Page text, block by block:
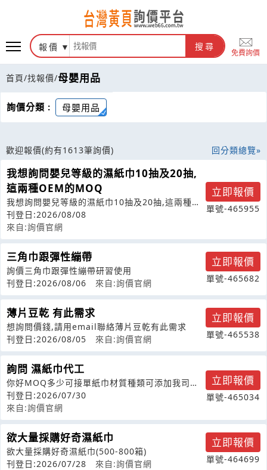
報價 搜尋
免費詢價
首頁/找報價/母嬰用品
詢價分類 : 母嬰用品
歡迎報價(約有1613筆詢價) 回分類總覽
我想詢問嬰兒等級的濕紙巾10抽及20抽,
這兩種OEM的MOQ
我想詢問嬰兒等級的濕紙巾10抽及20抽,這兩種
OEM的MOQ跟兩種的單價
刊登日:2026/08/08
來自:詢價官網
立即報價
單號-465955
三角巾跟彈性繃帶
詢價三角巾跟彈性繃帶研習使用
刊登日:2026/08/06
來自:詢價官網
立即報價
單號-465682
薄片豆乾 有此需求
想詢問價錢,請用email聯絡薄片豆乾有此需求
刊登日:2026/08/05
來自:詢價官網
立即報價
單號-465538
詢問 濕紙巾代工
你好MOQ多少可接單紙巾材質種類可添加我司客
供原料嗎?可添加幾支客供原料限制印刷
刊登日:2026/07/30
來自:詢價官網
立即報價
單號-465034
欲大量採購好奇濕紙巾
欲大量採購好奇濕紙巾(500-800箱)
刊登日:2026/07/28
來自:詢價官網
立即報價
單號-464699